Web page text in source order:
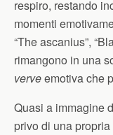
respiro, restando
momenti
“The ascanius”,
rimangono in una
verveemotiva che
Quasi a immagine
privo di una